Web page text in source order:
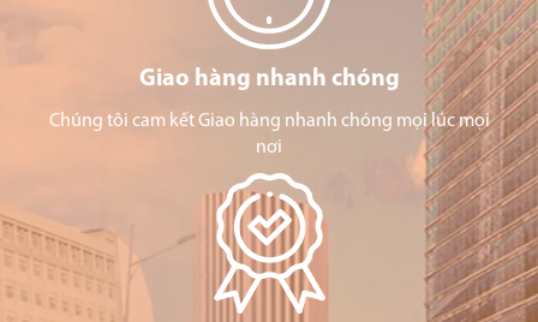
Giao hàng nhanh chóng
Chúng tôi cam kết Giao hàng nhanh chóng mọi lúc mọi
nơi